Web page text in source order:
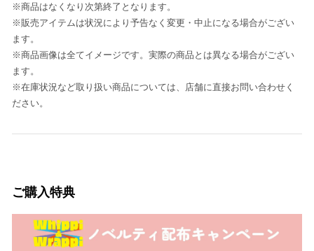
※商品はなくなり次第終了となります。
※販売アイテムは状況により予告なく変更・中止になる場合がござい
ます。
※商品画像は全てイメージです。実際の商品とは異なる場合がござい
ます。
※在庫状況など取り扱い商品については、店舗に直接お問い合わせく
ださい。
ご購入特典